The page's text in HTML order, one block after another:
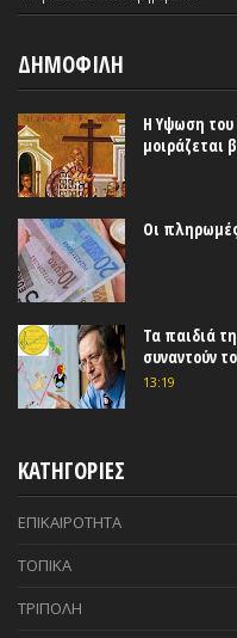
ΔΗΜΟΦΙΛΗ
Η Υψωση του
μοιράζεται
Οι
Τα παιδιά
συναντούν
13:19
ΚΑΤΗΓΟΡΙΕΣ
ΕΠΙΚΑΙΡΟΤΗΤΑ
ΤΟΠΙΚΑ
ΤΡΙΠΟΛΗ